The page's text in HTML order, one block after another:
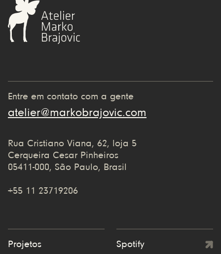
Entre em contato com a gente
atelier@markobrajovic.com
Rua Cristiano Viana, 62, loja 5
Cerqueira Cesar Pinheiros
05411-000, São Paulo, Brasil
+55 11 23719206
Projetos
Spotify